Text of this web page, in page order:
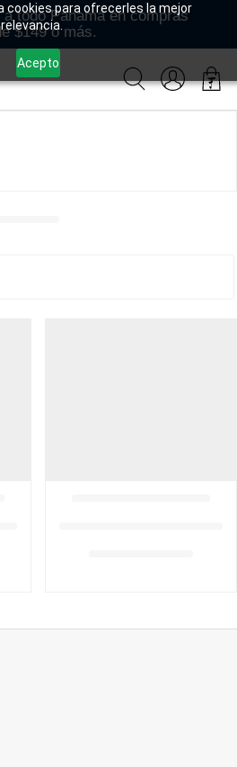
cookies para ofrecerles la mejor
Acepto
todo Panamá en compras
$149 o más.